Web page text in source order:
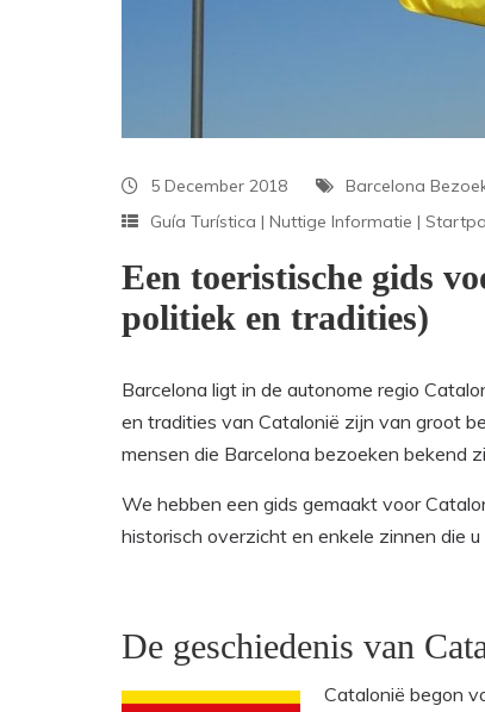
5 December 2018
Barcelona
Guía Turística | Nuttige Informatie |
Een toeristische gids
politiek en tradities)
Barcelona ligt in de autonome regio
en tradities van Catalonië zijn van groot
mensen die Barcelona bezoeken bekend
We hebben een gids gemaakt voor
historisch overzicht en enkele zinnen die
De geschiedenis van
Catalonië begon